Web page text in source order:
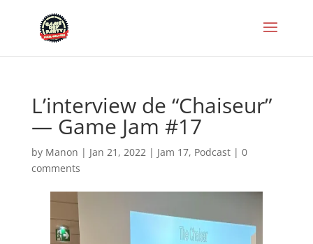
L’interview de “Chaiseur”
— Game Jam #17
by Manon | Jan 21, 2022| Jam 17, Podcast| 0
comments